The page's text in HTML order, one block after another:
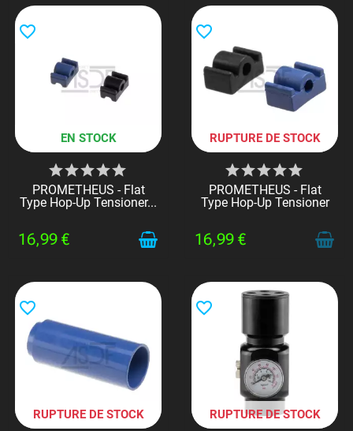
EN STOCK
favorite_border
PROMETHEUS - Flat
Type Hop-Up Tensioner...
16,99 €
RUPTURE DE STOCK
favorite_border
PROMETHEUS - Flat
Type Hop-Up Tensioner
16,99 €
RUPTURE DE STOCK
favorite_border
RUPTURE DE STOCK
favorite_border